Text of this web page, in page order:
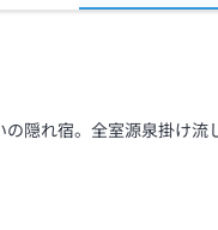
隠れ宿。全室源泉掛け